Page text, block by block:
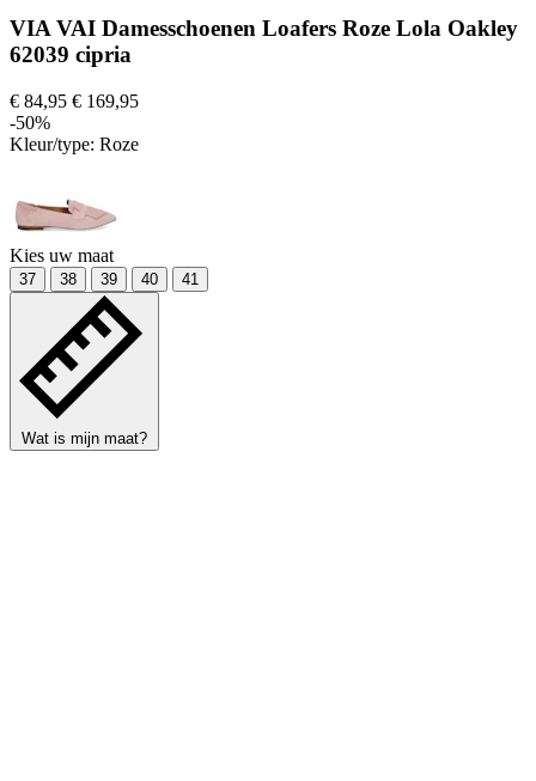
VIA VAI Damesschoenen Loafers Roze Lola Oakley
62039 cipria
€ 84,95 € 169,95
-50%
Kleur/type: Roze
Kies uw maat
37 38 39 40 41
Wat is mijn maat?